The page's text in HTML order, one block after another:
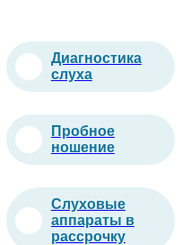
Диагностика
слуха
Пробное
ношение
Слуховые
аппараты в
рассрочку